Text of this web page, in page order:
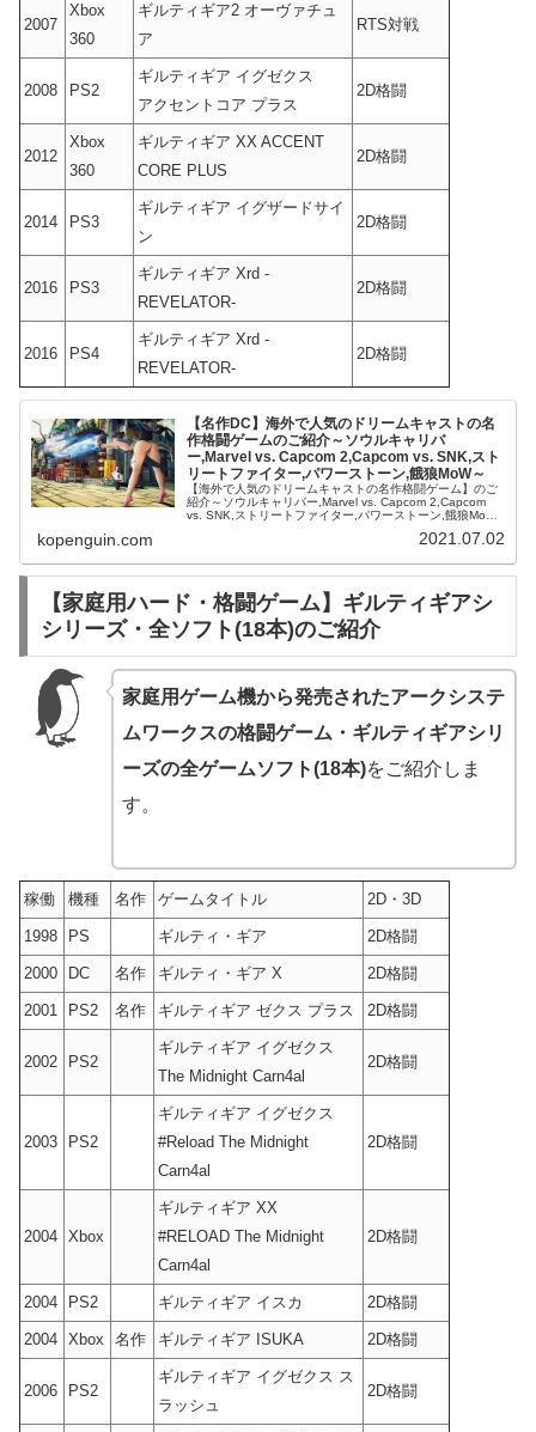
2007
Xbox
360
ギルティギア2 オーヴァチュ
ア
RTS対戦
2008 PS2
ギルティギア イグゼクス
アクセントコア プラス
2D格闘
2012
Xbox
360
ギルティギア XX ACCENT
CORE PLUS
2D格闘
2014 PS3
ギルティギア イグザードサイ
ン
2D格闘
2016 PS3
ギルティギア Xrd -
REVELATOR-
2D格闘
2016 PS4
ギルティギア Xrd -
REVELATOR-
2D格闘
【名作DC】海外で人気のドリームキャストの名
作格闘ゲームのご紹介～ソウルキャリバ
ー,Marvel vs. Capcom 2,Capcom vs. SNK,スト
リートファイター,パワーストーン,餓狼MoW～
【海外で人気のドリームキャストの名作格闘ゲーム】のご
紹介～ソウルキャリバー,Marvel vs. Capcom 2,Capcom
vs. SNK,ストリートファイター,パワーストーン,餓狼MoW
kopenguin.com 2021.07.02
【家庭用ハード・格闘ゲーム】ギルティギアシ
シリーズ・全ソフト(18本)のご紹介
家庭用ゲーム機から発売されたアークシステ
ムワークスの格闘ゲーム・ギルティギアシリ
ーズの全ゲームソフト(18本)をご紹介しま
す。
稼働 機種 名作 ゲームタイトル 2D・3D
1998 PS ギルティ・ギア 2D格闘
2000 DC 名作 ギルティ・ギア X 2D格闘
2001 PS2 名作 ギルティギア ゼクス プラス 2D格闘
2002 PS2
ギルティギア イグゼクス
The Midnight Carn4al
2D格闘
2003 PS2
ギルティギア イグゼクス
#Reload The Midnight
Carn4al
2D格闘
2004 Xbox
ギルティギア XX
#RELOAD The Midnight
Carn4al
2D格闘
2004 PS2 ギルティギア イスカ 2D格闘
2004 Xbox 名作 ギルティギア ISUKA 2D格闘
2006 PS2
ギルティギア イグゼクス ス
ラッシュ
2D格闘